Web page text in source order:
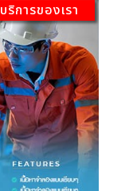
บริการของเรา